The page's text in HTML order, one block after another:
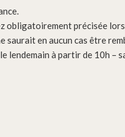
obligatoirement précisée
saurait en aucun cas être
lendemain à partir de 10h –